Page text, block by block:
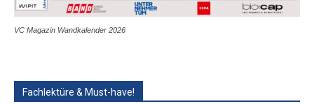
VC Magazin Wandkalender 2026
Fachlektüre & Must-have!